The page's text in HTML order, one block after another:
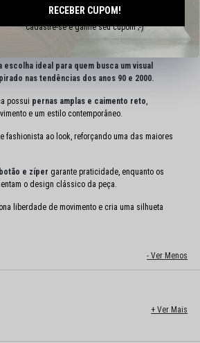
ideal para quem busca um visual
nas tendências dos anos 90 e 2000.
possui pernas amplas e caimento reto
e um estilo contemporâneo.
fashionista ao look, reforçando uma das maiores
e zíper garante praticidade, enquanto os
o design clássico da peça.
liberdade de movimento e cria uma silhueta
Cadastre-se e ganhe seu cupom ;-)
RECEBER CUPOM!